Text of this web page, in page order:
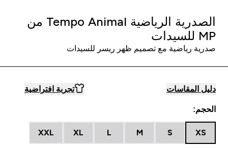
الصدرية الرياضية Tempo Animal من
MP للسيدات
صدرية رياضية مع تصميم ظهر ريسر للسيدات
دليل المقاسات تجربة افتراضية
الحجم:
XS
S
M
L
XL
XXL